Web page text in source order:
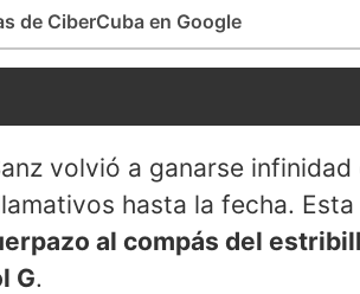
de CiberCuba en Google
volvió a ganarse infinidad
hasta la fecha. Esta
al compás del
G.